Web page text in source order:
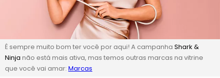
É sempre muito bom ter você por aqui! A campanha Shark &
Ninja não está mais ativa, mas temos outras marcas na vitrine
que você vai amar: Marcas